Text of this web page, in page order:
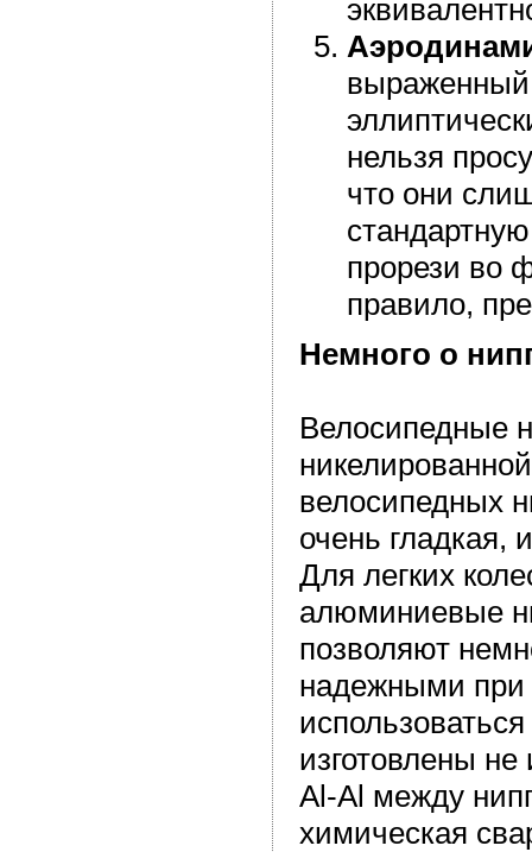
выраженный
нельзя
что они
прорези во
правило,
Немного о
Велосипедные
велосипедных
очень гладкая,
Для легких
алюминиевые
позволяют
надежными при
изготовлены
Al-Al между
химическая